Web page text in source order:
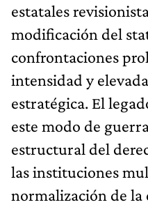
estatales
modificación del
confrontaciones
intensidad y
estratégica. El
este modo de
estructural del
las instituciones
normalización de la